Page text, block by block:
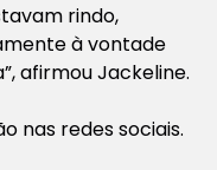
rindo,
à vontade
afirmou Jackeline.
nas redes sociais.